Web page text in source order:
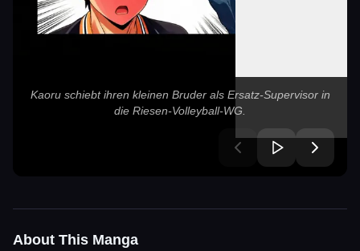
Kaoru schiebt ihren kleinen Bruder als Ersatz-Supervisor in
die Riesen-Volleyball-WG.
About This Manga